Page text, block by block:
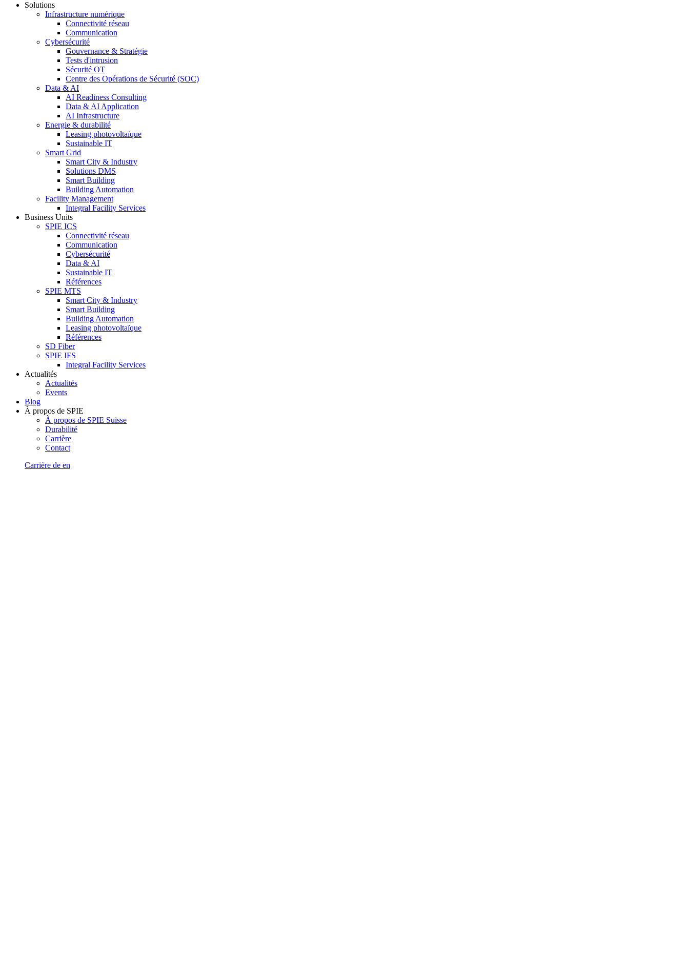
Solutions
Infrastructure numérique
Connectivité réseau
Communication
Cybersécurité
Gouvernance & Stratégie
Tests d'intrusion
Sécurité OT
Centre des Opérations de Sécurité (SOC)
Data & AI
AI Readiness Consulting
Data & AI Application
AI Infrastructure
Energie & durabilité
Leasing photovoltaïque
Sustainable IT
Smart Grid
Smart City & Industry
Solutions DMS
Smart Building
Building Automation
Facility Management
Integral Facility Services
Business Units
SPIE ICS
Connectivité réseau
Communication
Cybersécurité
Data & AI
Sustainable IT
Références
SPIE MTS
Smart City & Industry
Smart Building
Building Automation
Leasing photovoltaïque
Références
SD Fiber
SPIE IFS
Integral Facility Services
Actualités
Actualités
Events
Blog
À propos de SPIE
À propos de SPIE Suisse
Durabilité
Carrière
Contact
Carrière de en